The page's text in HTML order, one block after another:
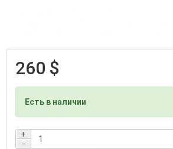
260 $
Есть в наличии
+
−